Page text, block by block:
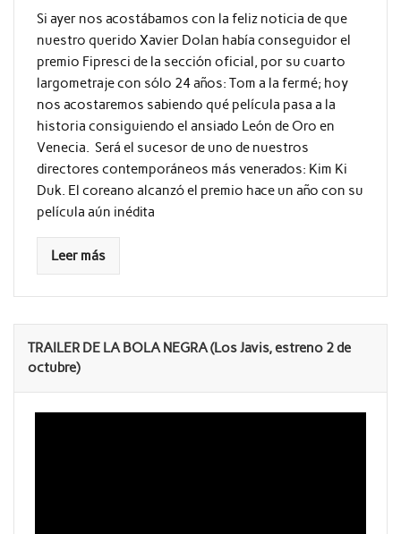
Si ayer nos acostábamos con la feliz noticia de que
nuestro querido Xavier Dolan había conseguidor el
premio Fipresci de la sección oficial, por su cuarto
largometraje con sólo 24 años: Tom a la fermé; hoy
nos acostaremos sabiendo qué película pasa a la
historia consiguiendo el ansiado León de Oro en
Venecia. Será el sucesor de uno de nuestros
directores contemporáneos más venerados: Kim Ki
Duk. El coreano alcanzó el premio hace un año con su
película aún inédita
Leer más
TRAILER DE LA BOLA NEGRA (Los Javis, estreno 2 de
octubre)